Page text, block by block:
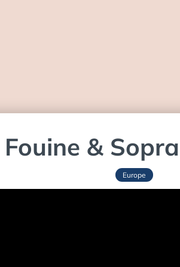
&
Europe